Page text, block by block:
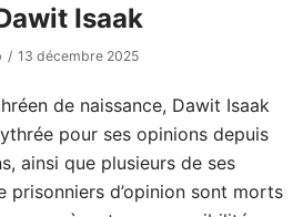
Isaak
13 décembre 2025
de naissance, Dawit Isaak
pour ses opinions depuis
ainsi que plusieurs de ses
prisonniers d’opinion sont morts